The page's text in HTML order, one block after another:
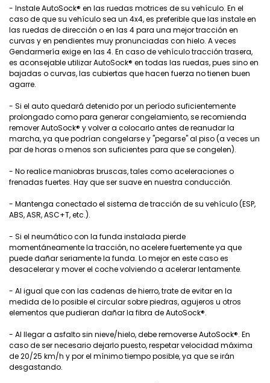
- Instale AutoSock® en las ruedas motrices de su vehículo. En el
caso de que su vehículo sea un 4x4, es preferible que las instale en
las ruedas de dirección o en las 4 para una mejor tracción en
curvas y en pendientes muy pronunciadas con hielo. A veces
Gendarmería exige en las 4. En caso de vehículo tracción trasera,
es aconsejable utilizar AutoSock® en todas las ruedas, pues sino en
bajadas o curvas, las cubiertas que hacen fuerza no tienen buen
agarre.
- Si el auto quedará detenido por un período suficientemente
prolongado como para generar congelamiento, se recomienda
remover AutoSock® y volver a colocarlo antes de reanudar la
marcha, ya que podrían congelarse y "pegarse" al piso (a veces un
par de horas o menos son suficientes para que se congelen).
- No realice maniobras bruscas, tales como aceleraciones o
frenadas fuertes. Hay que ser suave en nuestra conducción.
- Mantenga conectado el sistema de tracción de su vehículo (ESP,
ABS, ASR, ASC+T, etc.).
- Si el neumático con la funda instalada pierde
momentáneamente la tracción, no acelere fuertemente ya que
puede dañar seriamente la funda. Lo mejor en este caso es
desacelerar y mover el coche volviendo a acelerar lentamente.
- Al igual que con las cadenas de hierro, trate de evitar en la
medida de lo posible el circular sobre piedras, agujeros u otros
elementos que pudieran dañar la fibra de AutoSock®.
- Al llegar a asfalto sin nieve/hielo, debe removerse AutoSock®. En
caso de ser necesario dejarlo puesto, respetar velocidad máxima
de 20/25 km/h y por el mínimo tiempo posible, ya que se irán
desgastando.